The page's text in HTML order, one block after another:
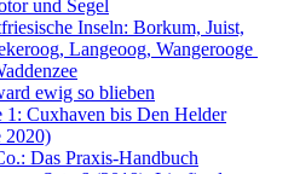
und Segel
Inseln: Borkum, Juist,
Langeoog, Wangerooge
ewig so blieben
1: Cuxhaven bis Den Helder
2020)
Das Praxis-Handbuch